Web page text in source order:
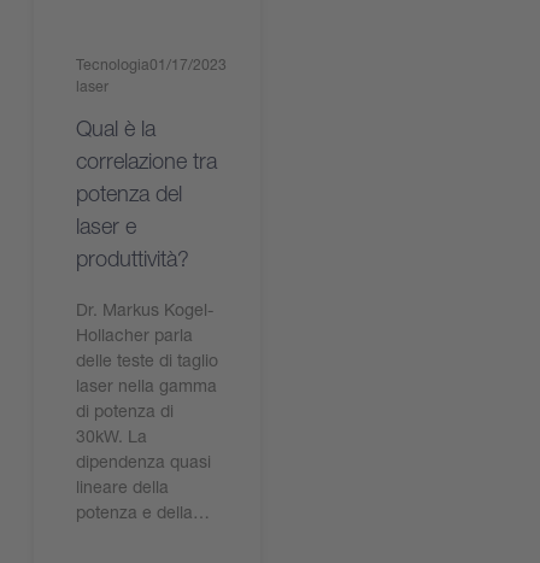
Tecnologia
laser
01/17/2023
Qual è la
correlazione tra
potenza del
laser e
produttività?
Dr. Markus Kogel-
Hollacher parla
delle teste di taglio
laser nella gamma
di potenza di
30kW. La
dipendenza quasi
lineare della
potenza e della…